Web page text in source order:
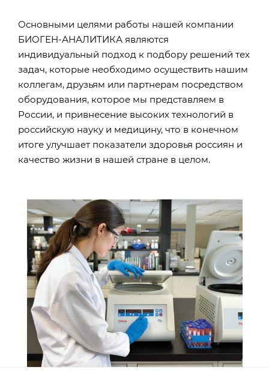
Основными целями работы нашей компании
БИОГЕН-АНАЛИТИКА являются
индивидуальный подход к подбору решений тех
задач, которые необходимо осуществить нашим
коллегам, друзьям или партнерам посредством
оборудования, которое мы представляем в
России, и привнесение высоких технологий в
российскую науку и медицину, что в конечном
итоге улучшает показатели здоровья россиян и
качество жизни в нашей стране в целом.